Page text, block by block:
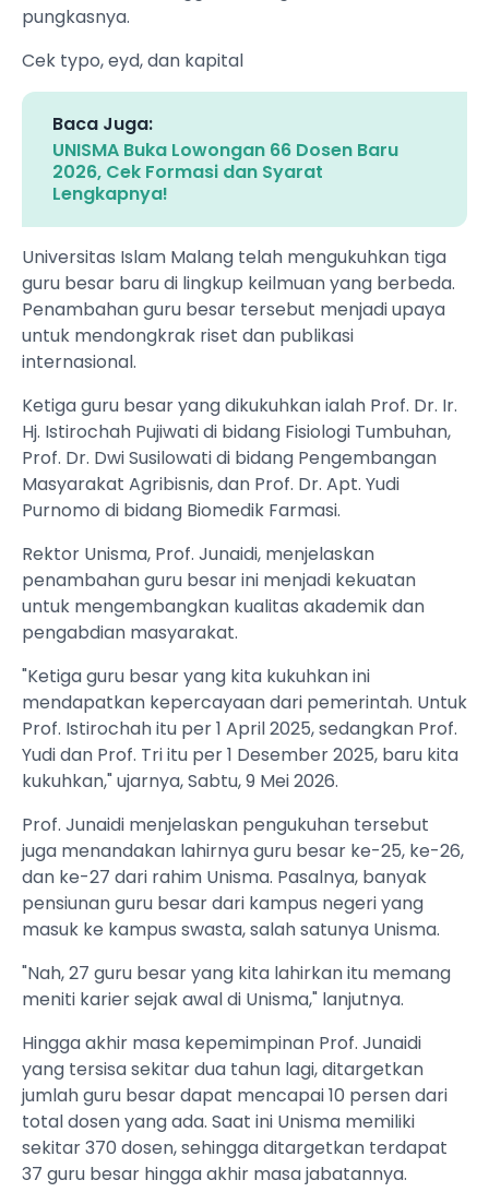
pungkasnya.
Cek typo, eyd, dan kapital
Baca Juga:
UNISMA Buka Lowongan 66 Dosen Baru
2026, Cek Formasi dan Syarat
Lengkapnya!
Universitas Islam Malang telah mengukuhkan tiga
guru besar baru di lingkup keilmuan yang berbeda.
Penambahan guru besar tersebut menjadi upaya
untuk mendongkrak riset dan publikasi
internasional.
Ketiga guru besar yang dikukuhkan ialah Prof. Dr. Ir.
Hj. Istirochah Pujiwati di bidang Fisiologi Tumbuhan,
Prof. Dr. Dwi Susilowati di bidang Pengembangan
Masyarakat Agribisnis, dan Prof. Dr. Apt. Yudi
Purnomo di bidang Biomedik Farmasi.
Rektor Unisma, Prof. Junaidi, menjelaskan
penambahan guru besar ini menjadi kekuatan
untuk mengembangkan kualitas akademik dan
pengabdian masyarakat.
"Ketiga guru besar yang kita kukuhkan ini
mendapatkan kepercayaan dari pemerintah. Untuk
Prof. Istirochah itu per 1 April 2025, sedangkan Prof.
Yudi dan Prof. Tri itu per 1 Desember 2025, baru kita
kukuhkan," ujarnya, Sabtu, 9 Mei 2026.
Prof. Junaidi menjelaskan pengukuhan tersebut
juga menandakan lahirnya guru besar ke-25, ke-26,
dan ke-27 dari rahim Unisma. Pasalnya, banyak
pensiunan guru besar dari kampus negeri yang
masuk ke kampus swasta, salah satunya Unisma.
"Nah, 27 guru besar yang kita lahirkan itu memang
meniti karier sejak awal di Unisma," lanjutnya.
Hingga akhir masa kepemimpinan Prof. Junaidi
yang tersisa sekitar dua tahun lagi, ditargetkan
jumlah guru besar dapat mencapai 10 persen dari
total dosen yang ada. Saat ini Unisma memiliki
sekitar 370 dosen, sehingga ditargetkan terdapat
37 guru besar hingga akhir masa jabatannya.